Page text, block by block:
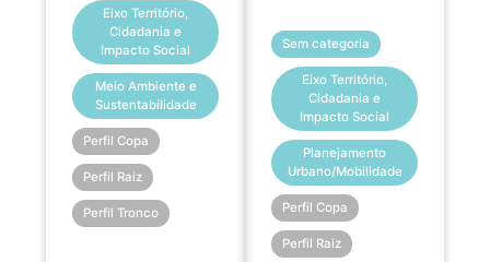
Eixo Território,
Cidadania e
Impacto Social
Meio Ambiente e
Sustentabilidade
Perfil Copa
Perfil Raiz
Perfil Tronco
Sem categoria
Eixo Território,
Cidadania e
Impacto Social
Planejamento
Urbano/Mobilidade
Perfil Copa
Perfil Raiz